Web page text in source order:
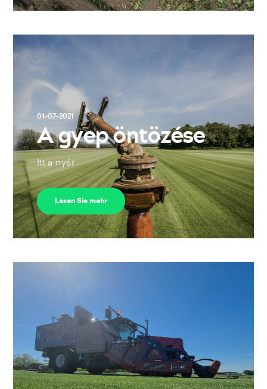
01-07-2021
A gyep öntözése
Itt a nyár
Lesen Sie mehr